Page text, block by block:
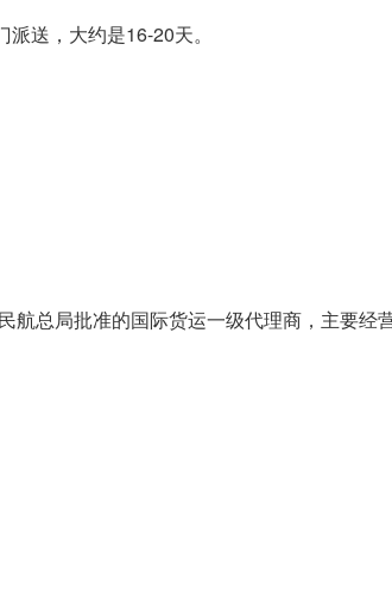
送，大约是16-20天。
总局批准的国际货运一级代理商，主要经